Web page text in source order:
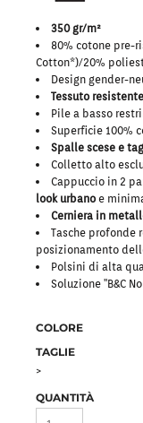
350 gr/m²
80% cotone pre-
Cotton*)/20%
Design gender-
Tessuto
Pile a basso
Superficie 100%
Spalle scese e
Colletto alto
Cappuccio in 2
look urbanoe
Cerniera in
Tasche profonde
posizionamento
Polsini di alta
Soluzione "B&C
COLORE
TAGLIE
>
QUANTITÀ